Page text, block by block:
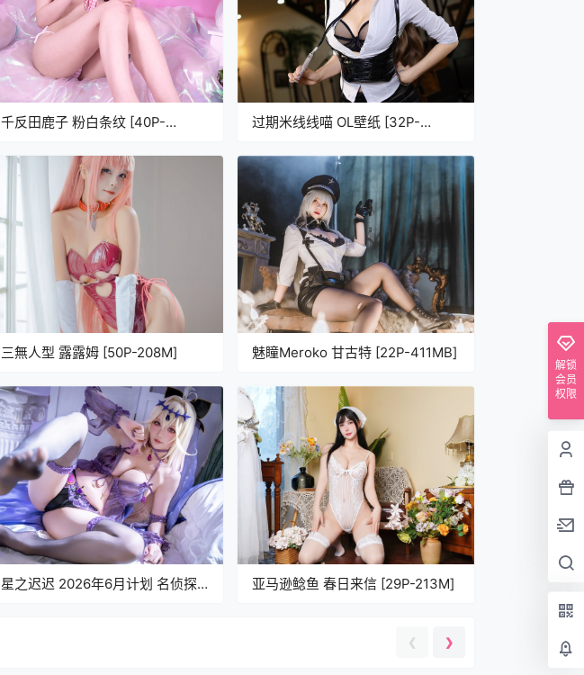
千反田鹿子 粉白条纹 [40P-
过期米线线喵 OL壁纸 [32P-
三無人型 露露姆 [50P-208M] 魅瞳Meroko 甘古特 [22P-411MB]
星之迟迟 2026年6月计划 名侦探
亚马逊鲶鱼 春日来信 [29P-213M]
❮ ❯
解锁
会员
权限